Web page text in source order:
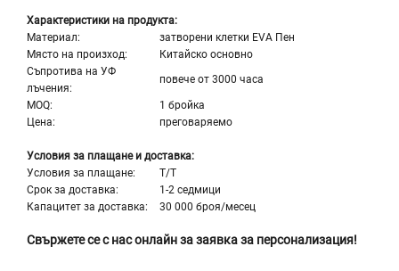
Характеристики на продукта:
Материал:
затворени клетки EVA Пен
Място на произход:
Китайско основно
Съпротива на УФ
лъчения:
повече от 3000 часа
MOQ:
1 бройка
Цена:
преговаряемо
Условия за плащане и доставка:
Условия за плащане:
Т/T
Срок за доставка:
1-2 седмици
Капацитет за доставка:
30 000 броя/месец
Свържете се с нас онлайн за заявка за персонализация!